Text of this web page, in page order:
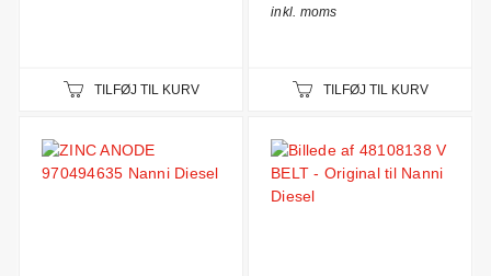
TILFØJ TIL KURV
inkl. moms
TILFØJ TIL KURV